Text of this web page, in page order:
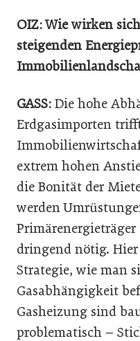
OIZ: Wie wirken
steigenden
GASS: Die hohe
Erdgasimporten
extrem hohen
die Bonität der
werden
dringend nötig.
Strategie, wie man
Gasabhängigkeit
Gasheizung sind
problematisch –